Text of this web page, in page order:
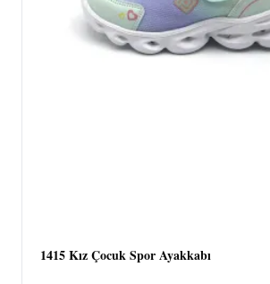
1415 Kız Çocuk Spor Ayakkabı